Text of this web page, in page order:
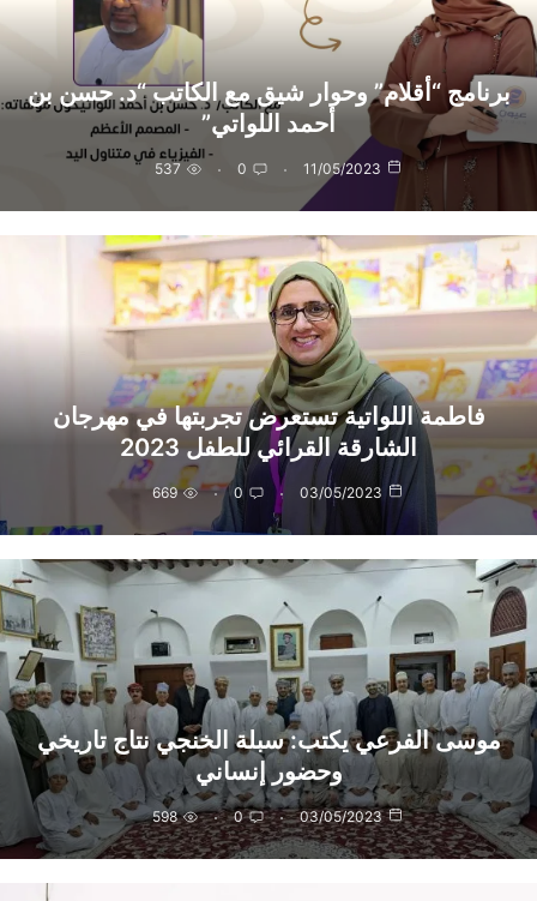
برنامج “أقلام” وحوار شيق مع الكاتب “د. حسن بن
أحمد اللواتي”
11/05/2023
0
537
فاطمة اللواتية تستعرض تجربتها في مهرجان
الشارقة القرائي للطفل 2023
03/05/2023
0
669
موسى الفرعي يكتب: سبلة الخنجي نتاج تاريخي
وحضور إنساني
03/05/2023
0
598